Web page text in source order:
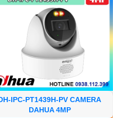
IPC-PT1439H-PV CAMERA
DAHUA 4MP